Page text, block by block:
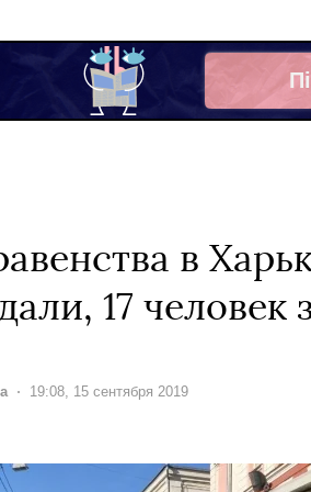
в
17 человек
Дата:
19:08, 15 сентября 2019